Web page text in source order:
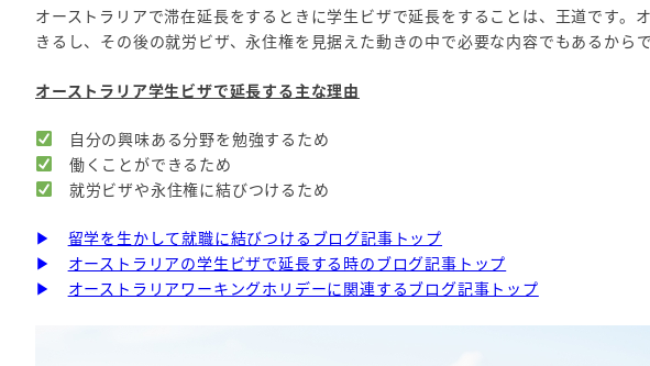
オーストラリアで滞在延長をするときに学生ビザで延長をすることは、王道です。
きるし、その後の就労ビザ、永住権を見据えた動きの中で必要な内容でもあるからで
オーストラリア学生ビザで延長する主な理由
自分の興味ある分野を勉強するため
働くことができるため
就労ビザや永住権に結びつけるため
▶
留学を生かして就職に結びつけるブログ記事トップ
▶
オーストラリアの学生ビザで延長する時のブログ記事トップ
▶
オーストラリアワーキングホリデーに関連するブログ記事トップ